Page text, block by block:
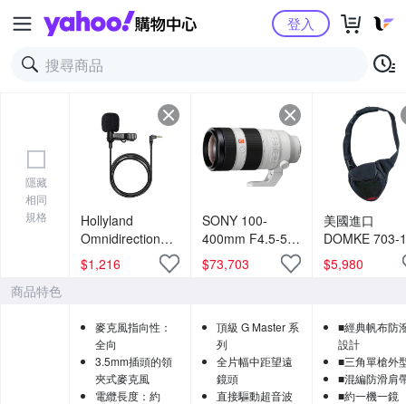
Yahoo購物中心登入
隱藏
相同
規格
Hollyland
Omnidirectional
Lavalier
Microphone 全向
$1,216
SONY 100-
400mm F4.5-5.6
GM
SEL100400GM
$73,703
美國進口
DOMKE 703-
經典快槍手斜
包(中)
$5,980
商品特色
麥克風指向性：
全向
3.5mm插頭的領
夾式麥克風
電纜長度：約
頂級 G Master 系
列
全片幅中距望遠
鏡頭
直接驅動超音波
■經典帆布防
設計
■三角單槍外
■混編防滑肩
■約一機一鏡